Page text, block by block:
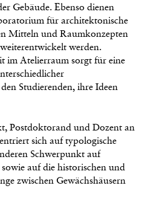
Gebäude. Ebenso dienen
für architektonische
Mitteln und Raumkonzepten
werden.
im Atelierraum sorgt für eine
Studierenden, ihre Ideen
Postdoktorand und Dozent an
sich auf typologische
Schwerpunkt auf
auf die historischen und
zwischen Gewächshäusern